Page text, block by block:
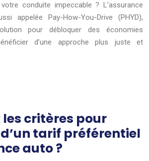
conduite impeccable ? L’assurance
appelée Pay-How-You-Drive (PHYD),
pour débloquer des économies
d’une approche plus juste et
les critères pour
tarif préférentiel
auto ?